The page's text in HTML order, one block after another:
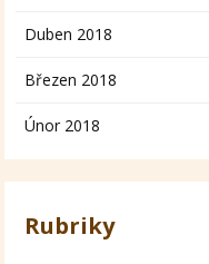
Duben 2018
Březen 2018
Únor 2018
Rubriky